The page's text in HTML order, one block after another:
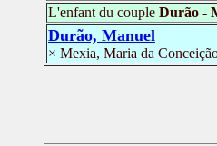
L'enfant du couple Durão -
Durão, Manuel
× Mexia, Maria da